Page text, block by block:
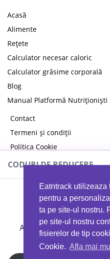
Eatntrack
pentru a
ta pe site-ul nostru.
pe site-ul nostru
fisierelor de tip
Cookie. Afla mai
Acasă
Alimente
Rețete
Calculator necesar caloric
Calculator grăsime corporală
Blog
Manual Platformă Nutriționiști
Contact
Termeni și condiții
Politica Cookie
Politica de confidențialitate
CODURI DE REDUCERE
Ai 40%reducere la orice